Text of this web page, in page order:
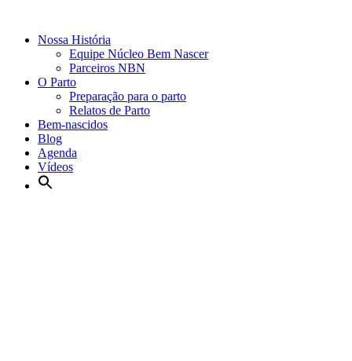
Nossa História
Equipe Núcleo Bem Nascer
Parceiros NBN
O Parto
Preparação para o parto
Relatos de Parto
Bem-nascidos
Blog
Agenda
Vídeos